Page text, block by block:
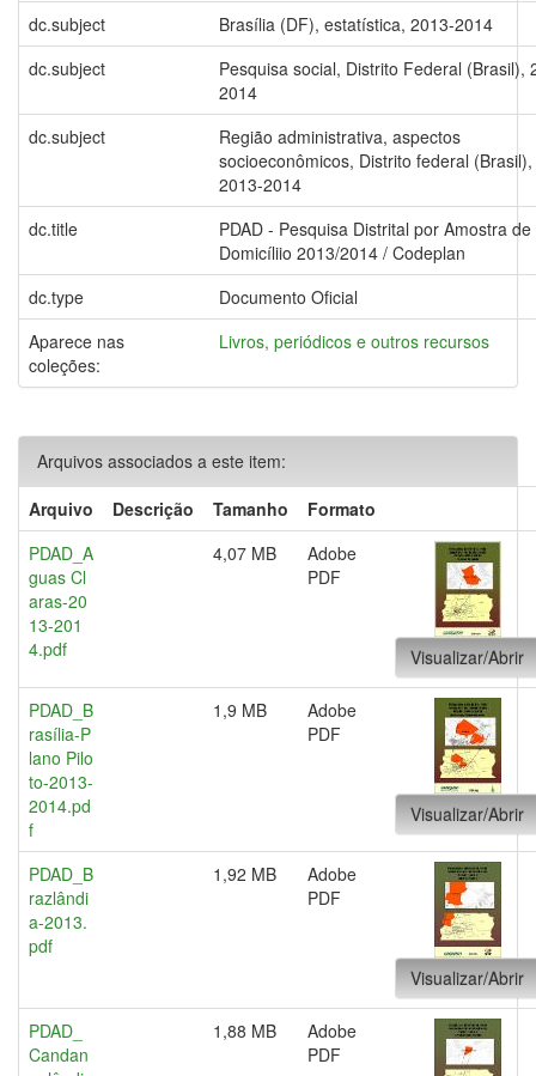
dc.subject
Brasília (DF), estatística, 2013-2014
dc.subject
Pesquisa social, Distrito Federal (Brasil),
2014
dc.subject
Região administrativa, aspectos
socioeconômicos, Distrito federal (Brasil),
2013-2014
dc.title
PDAD - Pesquisa Distrital por Amostra de
Domicíliio 2013/2014 / Codeplan
dc.type
Documento Oficial
Aparece nas
coleções:
Livros, periódicos e outros recursos
Arquivos associados a este item:
Arquivo
Descrição Tamanho
Formato
PDAD_A
guas Cl
aras-20
13-201
4.pdf
4,07 MB
Adobe
PDF
Visualizar/Abrir
PDAD_B
rasília-P
lano Pilo
to-2013-
2014.pd
f
1,9 MB
Adobe
PDF
Visualizar/Abrir
PDAD_B
razlândi
a-2013.
pdf
1,92 MB
Adobe
PDF
Visualizar/Abrir
PDAD_
Candan
1,88 MB
Adobe
PDF